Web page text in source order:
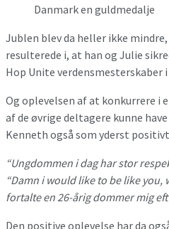
Danmark en guldmedalje
Jublen blev da heller ikke
resulterede i, at han og Julie
Hop Unite verdensmesterskaber
Og oplevelsen af at konkurrere i
af de øvrige deltagere kunne
Kenneth også som yderst
“Ungdommen i dag har stor
“Damn i would like to be like you,
fortalte en 26-årig dommer mig
Den positive oplevelse har da